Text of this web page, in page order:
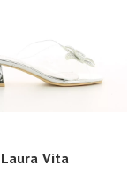
Laura Vita